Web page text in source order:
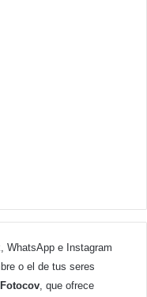
WhatsApp e Instagram
o el de tus seres
Fotocov , que ofrece